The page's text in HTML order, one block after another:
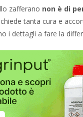
zafferano non è di
tanta cura e
i dettagli a fare la